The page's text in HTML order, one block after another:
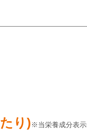
り)※当栄養成分表示